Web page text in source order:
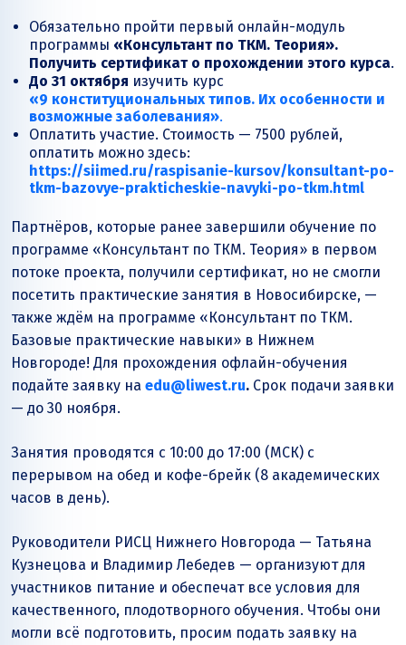
Обязательно пройти первый онлайн-модуль
программы «Консультант по ТКМ. Теория».
Получить сертификат о прохождении этого курса.
До 31 октября изучить курс
«9 конституциональных типов. Их особенности и
возможные заболевания».
Оплатить участие. Стоимость — 7500 рублей,
оплатить можно здесь:
https://siimed.ru/raspisanie-kursov/konsultant-po-
tkm-bazovye-prakticheskie-navyki-po-tkm.html
Партнёров, которые ранее завершили обучение по
программе «Консультант по ТКМ. Теория» в первом
потоке проекта, получили сертификат, но не смогли
посетить практические занятия в Новосибирске, —
также ждём на программе «Консультант по ТКМ.
Базовые практические навыки» в Нижнем
Новгороде! Для прохождения офлайн-обучения
подайте заявку на edu@liwest.ru. Срок подачи заявки
— до 30 ноября.
Занятия проводятся с 10:00 до 17:00 (МСК) с
перерывом на обед и кофе-брейк (8 академических
часов в день).
Руководители РИСЦ Нижнего Новгорода — Татьяна
Кузнецова и Владимир Лебедев — организуют для
участников питание и обеспечат все условия для
качественного, плодотворного обучения. Чтобы они
могли всё подготовить, просим подать заявку на